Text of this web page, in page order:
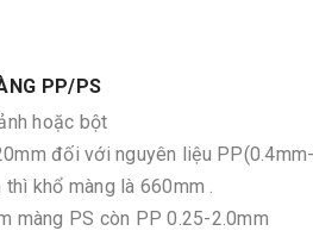
PP/PS
hoặc bột
đối với nguyên liệu
khổ màng là 660mm .
màng PS còn PP 0.25-2.0mm